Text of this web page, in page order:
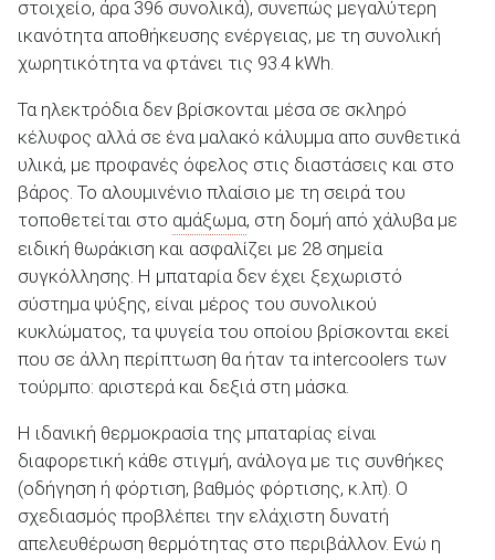
στοιχείο, άρα 396 συνολικά), συνεπώς μεγαλύτερη
ικανότητα αποθήκευσης ενέργειας, με τη συνολική
χωρητικότητα να φτάνει τις 93.4 kWh.
Τα ηλεκτρόδια δεν βρίσκονται μέσα σε σκληρό
κέλυφος αλλά σε ένα μαλακό κάλυμμα απο συνθετικά
υλικά, με προφανές όφελος στις διαστάσεις και στο
βάρος. Το αλουμινένιο πλαίσιο με τη σειρά του
τοποθετείται στο αμάξωμα, στη δομή από χάλυβα με
ειδική θωράκιση και ασφαλίζει με 28 σημεία
συγκόλλησης. Η μπαταρία δεν έχει ξεχωριστό
σύστημα ψύξης, είναι μέρος του συνολικού
κυκλώματος, τα ψυγεία του οποίου βρίσκονται εκεί
που σε άλλη περίπτωση θα ήταν τα intercoolers των
τούρμπο: αριστερά και δεξιά στη μάσκα.
Η ιδανική θερμοκρασία της μπαταρίας είναι
διαφορετική κάθε στιγμή, ανάλογα με τις συνθήκες
(οδήγηση ή φόρτιση, βαθμός φόρτισης, κ.λπ). Ο
σχεδιασμός προβλέπει την ελάχιστη δυνατή
απελευθέρωση θερμότητας στο περιβάλλον. Ενώ η